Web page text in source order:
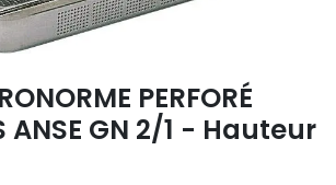
PERFORÉ
ANSE GN 2/1 - Hauteur